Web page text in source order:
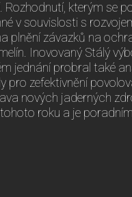
kterým se
v souvislosti s
plnění závazků na
Inovovaný Stálý
jednání probral také
pro zefektivnění
nových jaderných
roku a je